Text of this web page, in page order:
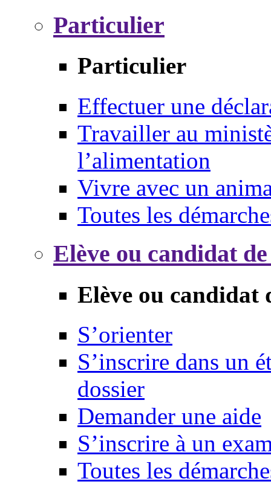
Particulier
Particulier
Effectuer une
Travailler au
l’alimentation
Vivre avec un
Toutes les
Elève ou candidat
Elève ou candidat
S’orienter
S’inscrire dans un
dossier
Demander une aide
S’inscrire à un
Toutes les